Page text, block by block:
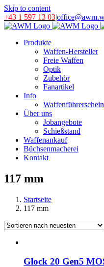
Skip to content
+43 1 597 13 03|
Produkte
Waffen-Hersteller
Freie Waffen
Optik
Zubehör
Fanartikel
Info
Waffenführerschein
Über uns
Jobangebote
Schießstand
Waffenankauf
Büchsenmacherei
Kontakt
117 mm
Startseite
117 mm
Glock 20 Gen5